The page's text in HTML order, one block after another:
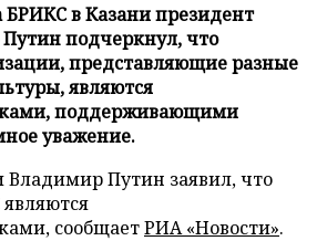
в Казани президент
подчеркнул, что
представляющие разные
являются
поддерживающими
уважение.
Владимир Путин заявил, что
сообщаетРИА «Новости».